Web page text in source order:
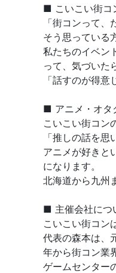
■ こいこい街コ
「街コンって、
そう思っている
私たちのイベン
って、気づいた
「話すのが得
■ アニメ・オタ
こいこい街コン
「推しの話を
アニメが好きと
になります。
北海道から九州
■ 主催会社につ
こいこい街コン
代表の森本は、
年から街コン業
ゲームセンター